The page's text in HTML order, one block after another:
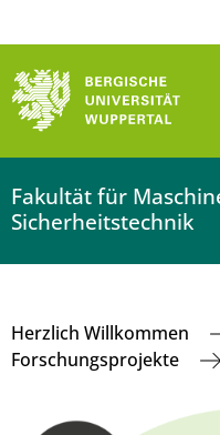
Fakultät für
Sicherheitstechnik
Herzlich Willkommen
Forschungsprojekte